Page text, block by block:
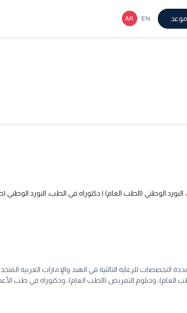
البورد الوطني (الطب العام) | دكتوراه في الطب، البورد
عن 15 عامًا في طب الأعصاب في مستشفيات متعددة التخصصات للرعاية الثالثية في الهند
العام)، ودبلوم التمريض (الطب العام)، ودكتوراه في طب